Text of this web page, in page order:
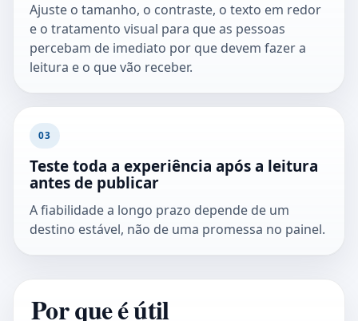
Ajuste o tamanho, o contraste, o texto em redor
e o tratamento visual para que as pessoas
percebam de imediato por que devem fazer a
leitura e o que vão receber.
03
Teste toda a experiência após a leitura
antes de publicar
A fiabilidade a longo prazo depende de um
destino estável, não de uma promessa no painel.
Por que é útil